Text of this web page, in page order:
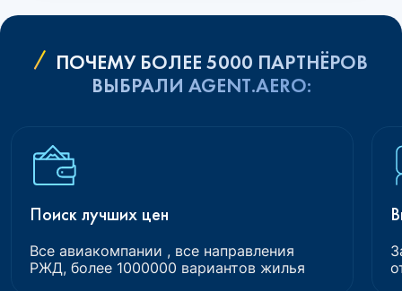
ПОЧЕМУ БОЛЕЕ 5000 ПАРТНЁРОВ
ВЫБРАЛИ AGENT.AERO:
Поиск лучших цен
Все авиакомпании , все направления
РЖД, более 1000000 вариантов жилья